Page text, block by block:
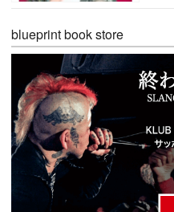
blueprint book store